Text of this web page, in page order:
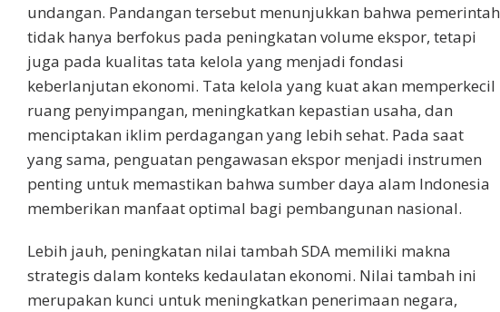
undangan. Pandangan tersebut menunjukkan bahwa pemerintah
tidak hanya berfokus pada peningkatan volume ekspor, tetapi
juga pada kualitas tata kelola yang menjadi fondasi
keberlanjutan ekonomi. Tata kelola yang kuat akan memperkecil
ruang penyimpangan, meningkatkan kepastian usaha, dan
menciptakan iklim perdagangan yang lebih sehat. Pada saat
yang sama, penguatan pengawasan ekspor menjadi instrumen
penting untuk memastikan bahwa sumber daya alam Indonesia
memberikan manfaat optimal bagi pembangunan nasional.
Lebih jauh, peningkatan nilai tambah SDA memiliki makna
strategis dalam konteks kedaulatan ekonomi. Nilai tambah ini
merupakan kunci untuk meningkatkan penerimaan negara,